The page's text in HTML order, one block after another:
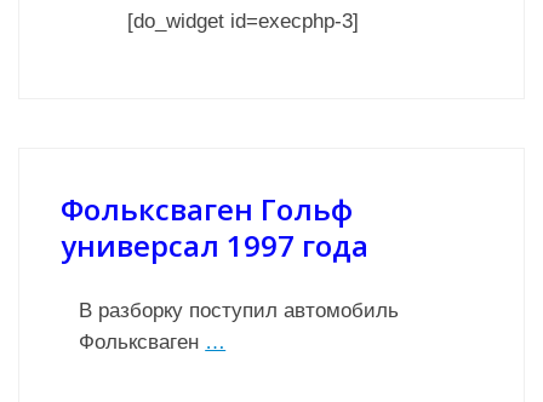
[do_widget id=execphp-3]
Фольксваген Гольф
универсал 1997 года
В разборку поступил автомобиль
Фольксваген …